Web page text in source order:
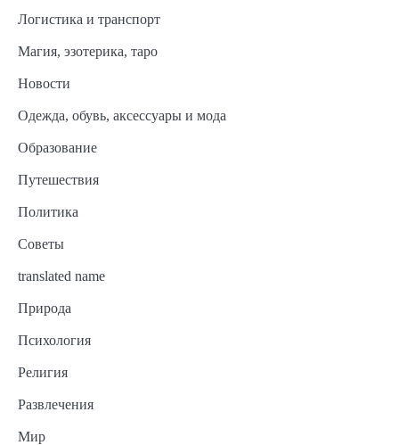
Логистика и транспорт
Магия, эзотерика, таро
Новости
Одежда, обувь, аксессуары и мода
Образование
Путешествия
Политика
Советы
translated name
Природа
Психология
Религия
Развлечения
Мир